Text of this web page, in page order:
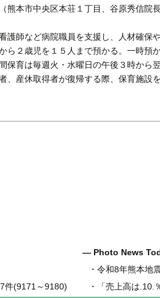
熊本市中央区本荘１丁目、谷原秀信
護師など病院職員を支援し、人材確
ら２歳児を１５人まで預かる。一時
保育は毎週火・水曜日の午後３時から
、産休取得者が復帰する際、保育施
― Photo News
・令和8年熊本地
・
「売上高は.10.％増の
件(9171～9180)